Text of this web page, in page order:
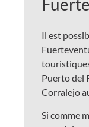
Il est
Puerto del
Corralejo
Si comme